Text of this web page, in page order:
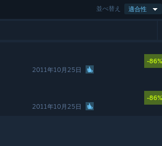
並べ替え 適合性
2011年10月25日
-86%
2011年10月25日
-86%